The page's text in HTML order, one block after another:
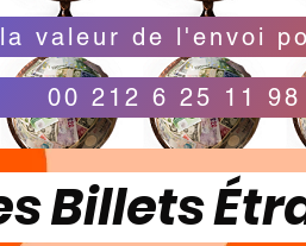
00 212 6 25 11 98
Billets